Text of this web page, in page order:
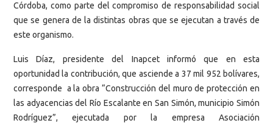
Córdoba, como parte del compromiso de responsabilidad social
que se genera de la distintas obras que se ejecutan a través de
este organismo.
Luis Díaz, presidente del Inapcet informó que en esta
oportunidad la contribución, que asciende a 37 mil 952 bolívares,
corresponde a la obra “Construcción del muro de protección en
las adyacencias del Río Escalante en San Simón, municipio Simón
Rodríguez”, ejecutada por la empresa Asociación